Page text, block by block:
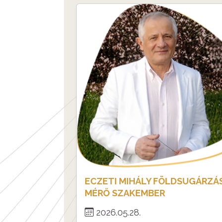
ECZETI MIHÁLY
MÉRŐ SZAKEMBER
2026.05.28.